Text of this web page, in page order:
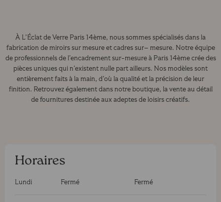
À L’Éclat de Verre Paris 14ème, nous sommes spécialisés dans la
fabrication de miroirs sur mesure et cadres sur– mesure. Notre équipe
de professionnels de l’encadrement sur-mesure à Paris 14ème crée des
pièces uniques qui n’existent nulle part ailleurs. Nos modèles sont
entièrement faits à la main, d’où la qualité et la précision de leur
finition. Retrouvez également dans notre boutique, la vente au détail
de fournitures destinée aux adeptes de loisirs créatifs.
Horaires
Lundi Fermé Fermé